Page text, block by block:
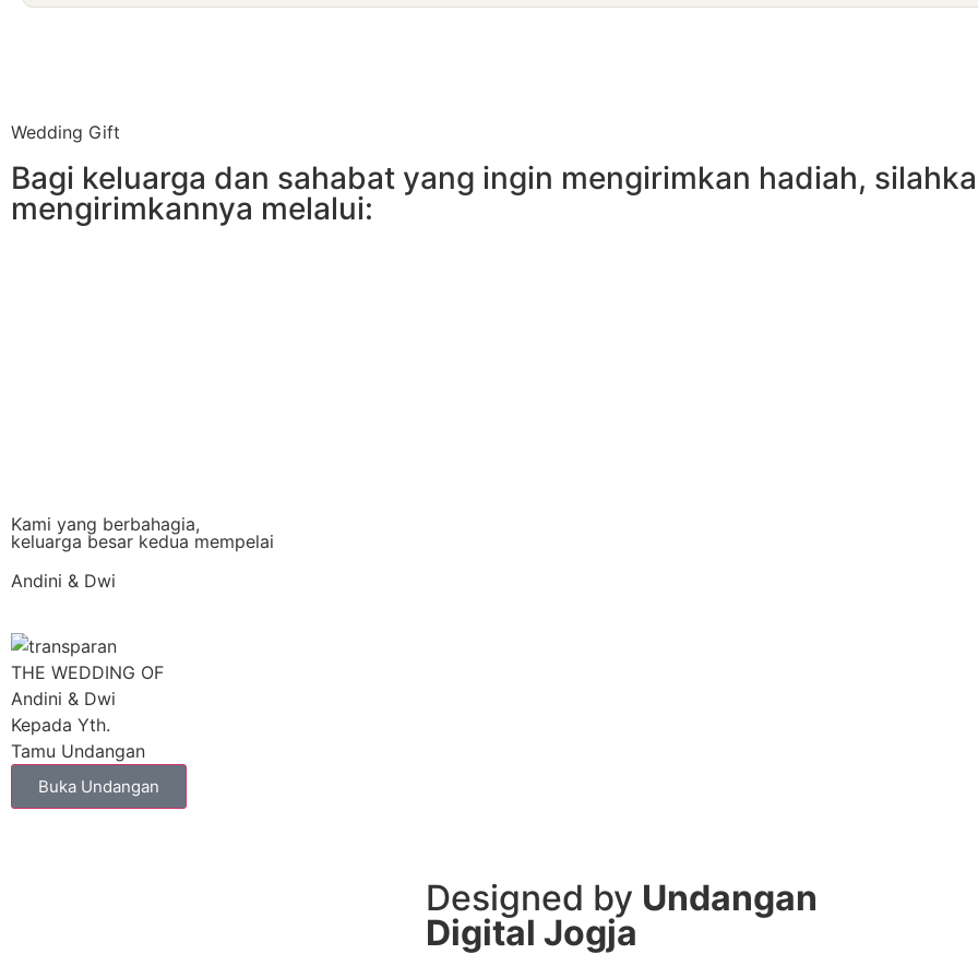
Wedding Gift
Bagi keluarga dan sahabat yang ingin mengirimkan hadiah,
mengirimkannya melalui:
Kami yang berbahagia,
keluarga besar kedua mempelai
Andini & Dwi
THE WEDDING OF
Andini & Dwi
Kepada Yth.
Tamu Undangan
Buka Undangan
Designed by Undangan
Digital Jogja